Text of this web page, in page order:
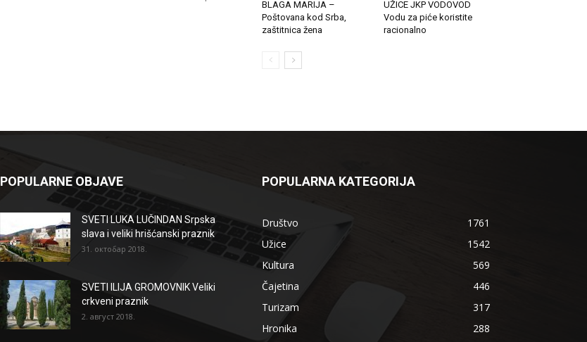
BLAGA MARIJA –
Poštovana kod Srba,
zaštitnica žena
UŽICE JKP VODOVOD
Vodu za piće koristite
racionalno
POPULARNE OBJAVE
SVETI LUKA LUČINDAN Srpska
slava i veliki hrišćanski praznik
31. октобар 2018.
SVETI ILIJA GROMOVNIK Veliki
crkveni praznik
2. август 2018.
POPULARNA KATEGORIJA
Društvo
1761
Užice
1542
Kultura
569
Čajetina
446
Turizam
317
Hronika
288